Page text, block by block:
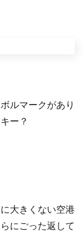
ルマークがあり
ー？
大きくない空港
にごった返して